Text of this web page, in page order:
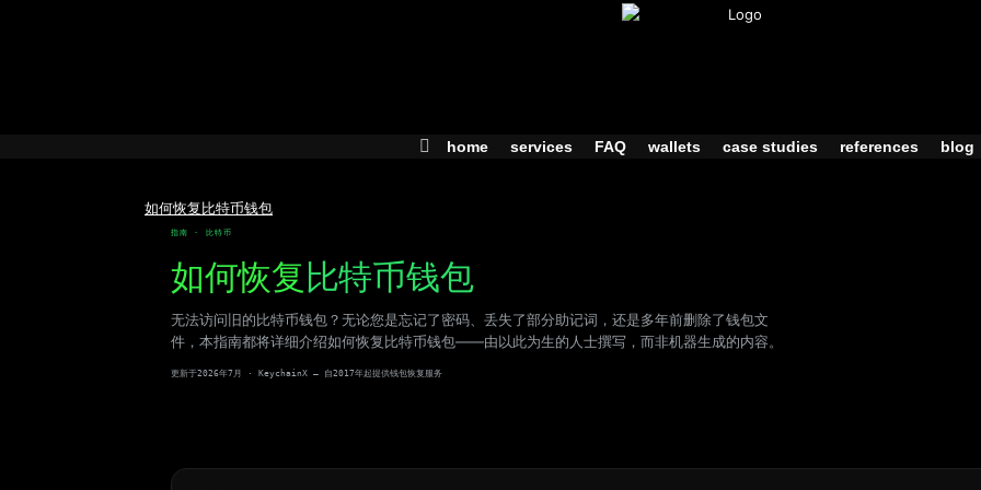
home services FAQ wallets case studies references blog
如何恢复比特币钱包
指南 · 比特币
如何恢复 比特币钱包
无法访问旧的比特币钱包？无论您是忘记了密码、丢失了部分助记词，还是多年前删除了钱包文
件，本指南都将详细介绍如何恢复比特币钱包——由以此为生的人士撰写，而非机器生成的内容。
更新于2026年7月 · KeychainX — 自2017年起提供钱包恢复服务